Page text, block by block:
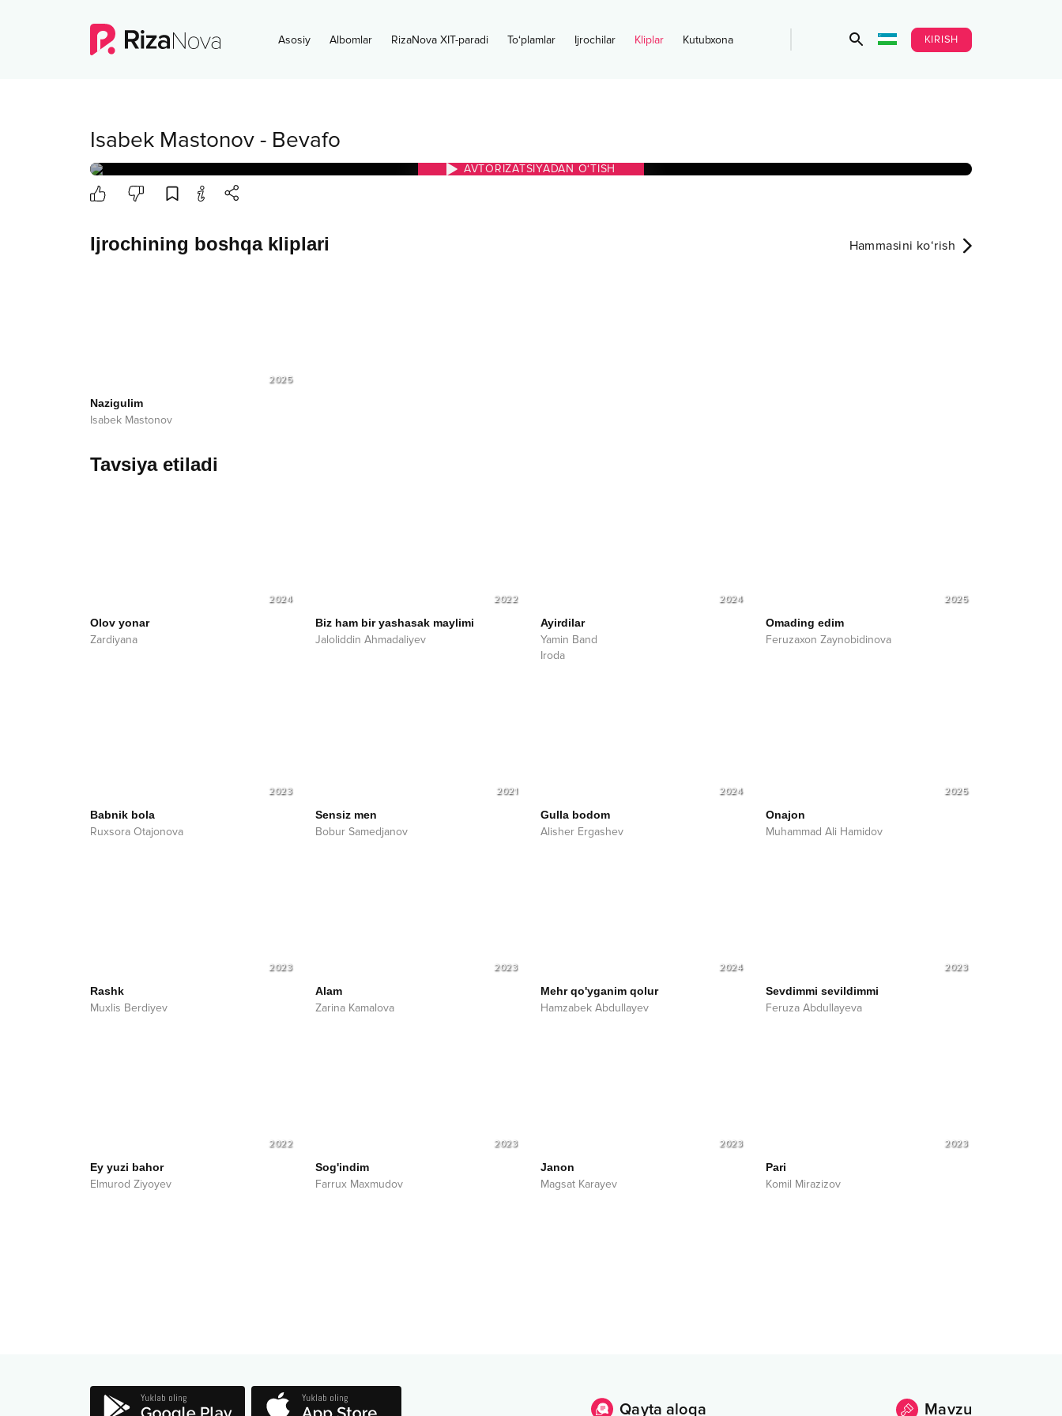
Asosiy Albomlar RizaNova XIT-paradi To‘plamlar Ijrochilar Kliplar Kutubxona KIRISH
Isabek Mastonov - Bevafo
AVTORIZATSIYADAN O‘TISH
Ijrochining boshqa kliplari Hammasini ko‘rish
2025
Nazigulim
Isabek Mastonov
Tavsiya etiladi
2024
Olov yonar
Zardiyana
2022
Biz ham bir yashasak maylimi
Jaloliddin Ahmadaliyev
2024
Ayirdilar
Yamin Band
Iroda
2025
Omading edim
Feruzaxon Zaynobidinova
2023
Babnik bola
Ruxsora Otajonova
2021
Sensiz men
Bobur Samedjanov
2024
Gulla bodom
Alisher Ergashev
2025
Onajon
Muhammad Ali Hamidov
2023
Rashk
Muxlis Berdiyev
2023
Alam
Zarina Kamalova
2024
Mehr qo'yganim qolur
Hamzabek Abdullayev
2023
Sevdimmi sevildimmi
Feruza Abdullayeva
2022
Ey yuzi bahor
Elmurod Ziyoyev
2023
Sog'indim
Farrux Maxmudov
2023
Janon
Magsat Karayev
2023
Pari
Komil Mirazizov
Qayta aloqa Mavzu